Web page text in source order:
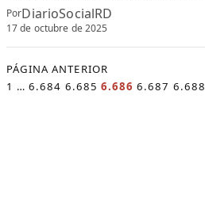
PorDiarioSocialRD
17 de octubre de 2025
PÁGINA ANTERIOR
1 … 6.684 6.685 6.686 6.687 6.688